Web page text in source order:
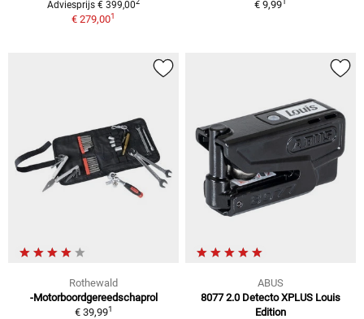
Adviesprijs € 399,002
€ 279,001
€ 9,99
Rothewald
-Motorboordgereedschaprol
€ 39,991
ABUS
8077 2.0 Detecto XPLUS Louis
Edition